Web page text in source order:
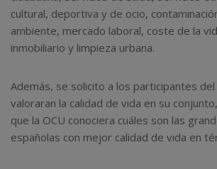
cultural, deportiva y de ocio,
ambiente, mercado laboral, coste de la
inmobiliario y limpieza urbana.
Además, se solicito a los participantes
valoraran la calidad de vida en su
que la OCU conociera cuáles son las
españolas con mejor calidad de vida en